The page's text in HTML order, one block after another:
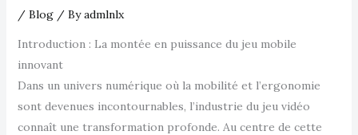
/ Blog/ Byadmlnlx
Introduction : La montée en puissance du jeu mobile
innovant
Dans un univers numérique où la mobilité et l’ergonomie
sont devenues incontournables, l’industrie du jeu vidéo
connaît une transformation profonde. Au centre de cette